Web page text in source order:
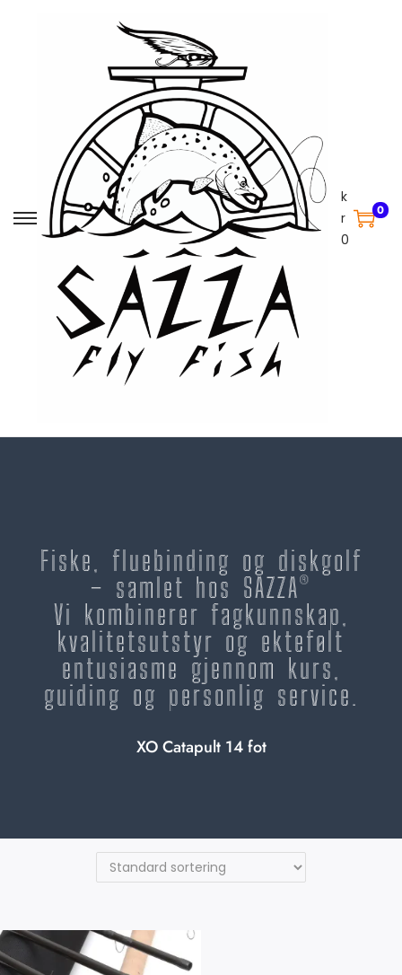
k
r
0
0
Fiske, fluebinding og diskgolf
– samlet hos SAZZA®
Vi kombinerer fagkunnskap,
kvalitetsutstyr og ektefølt
entusiasme gjennom kurs,
guiding og personlig service.
XO Catapult 14 fot